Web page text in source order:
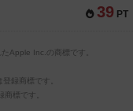
39 PT
Apple Inc.の商標です。
録商標です。
標です。